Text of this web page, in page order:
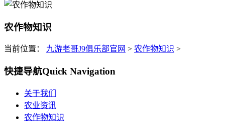
农作物知识
当前位置： 九游老哥J9俱乐部官网 > 农作物知识 >
快捷导航Quick Navigation
关于我们
农业资讯
农作物知识